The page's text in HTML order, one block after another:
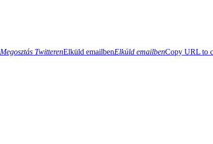
Megosztás TwitterenElküld emailbenElküld emailbenCopy URL to